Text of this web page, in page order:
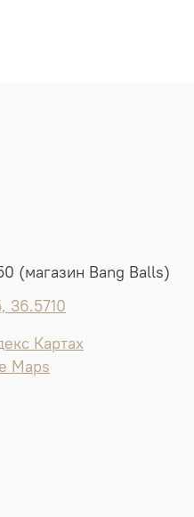
(магазин Bang Balls)
36.5710
Картах
Maps